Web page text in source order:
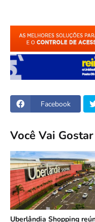
Facebook
Você Vai Gostar
Uberlândia Shopping